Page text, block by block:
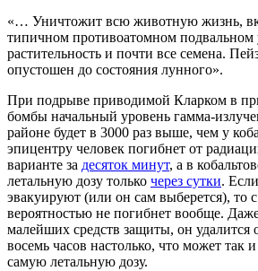
«… Уничтожит всю животную жизнь,
типичном противоатомном
растительность и почти все семена.
опустошен до состояния лунного».
При подрыве приводимой Кларком в
бомбы начальный уровень гамма-
районе будет в 3000 раз выше, чем у
эпицентру человек погибнет от
варианте за десяток минут, а в
летальную дозу только через сутки.
эвакуируют (или он сам выберется), то
вероятностью не погибнет вообще.
малейших средств защиты, он удалится
восемь часов настолько, что может так
самую летальную дозу.